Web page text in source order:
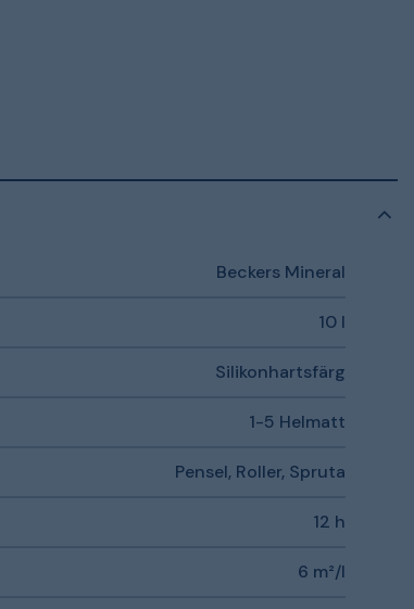
Beckers Mineral
10 l
Silikonhartsfärg
1-5 Helmatt
Pensel, Roller, Spruta
12 h
6 m²/l